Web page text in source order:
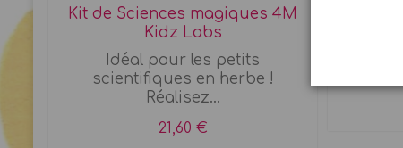
Kit de Sciences magiques 4M
Kidz Labs
Idéal pour les petits
scientifiques en herbe !
Réalisez...
21,60 €